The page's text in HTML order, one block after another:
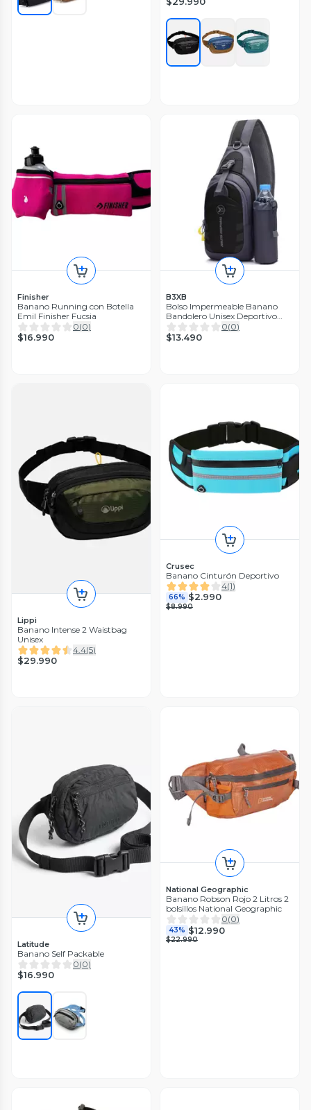
Finisher
Banano Running con Botella
Emil Finisher Fucsia
0(0)
$16.990
B3XB
Bolso Impermeable Banano
Bandolero Unisex Deportivo
Negro
0(0)
$13.490
Lippi
Banano Intense 2 Waistbag
Unisex
4.4(5)
$29.990
Crusec
Banano Cinturón Deportivo
4(1)
66% $2.990
$8.990
Latitude
Banano Self Packable
0(0)
$16.990
National Geographic
Banano Robson Rojo 2 Litros 2
bolsillos National Geographic
0(0)
43% $12.990
$22.990